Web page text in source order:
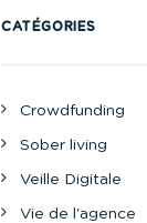
CATÉGORIES
Crowdfunding
Sober living
Veille Digitale
Vie de l'agence